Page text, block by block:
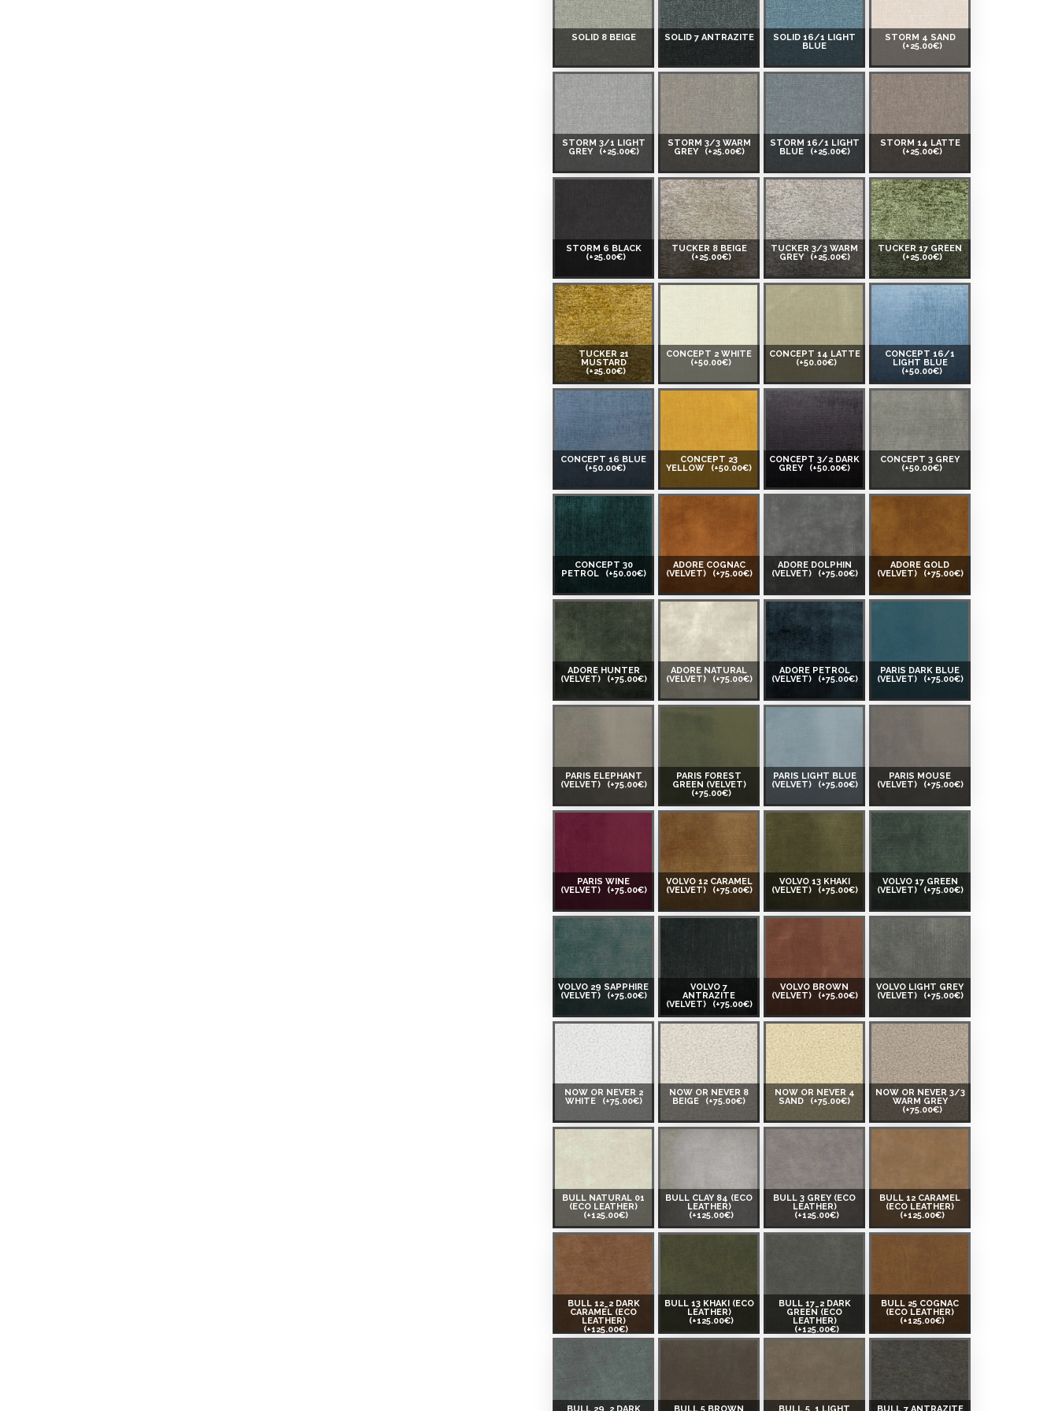
SOLID 8 BEIGE SOLID 7 ANTRAZITE
SOLID 16/1 LIGHT
BLUE
STORM 4 SAND
(+25.00€)
STORM 3/1 LIGHT
GREY
(+25.00€)
STORM 3/3 WARM
GREY
(+25.00€)
STORM 16/1 LIGHT
BLUE
(+25.00€)
STORM 14 LATTE
(+25.00€)
STORM 6 BLACK
(+25.00€)
TUCKER 8 BEIGE
(+25.00€)
TUCKER 3/3 WARM
GREY (+25.00€)
TUCKER 17 GREEN
(+25.00€)
TUCKER 21
MUSTARD
(+25.00€)
CONCEPT 2 WHITE
(+50.00€)
CONCEPT 14 LATTE
(+50.00€)
CONCEPT 16/1
LIGHT BLUE
(+50.00€)
CONCEPT 16 BLUE
(+50.00€)
CONCEPT 23
YELLOW
(+50.00€)
CONCEPT 3/2 DARK
GREY
(+50.00€)
CONCEPT 3 GREY
(+50.00€)
CONCEPT 30
PETROL
(+50.00€)
ADORE COGNAC
(VELVET)
(+75.00€)
ADORE DOLPHIN
(VELVET)
(+75.00€)
ADORE GOLD
(VELVET)
(+75.00€)
ADORE HUNTER
(VELVET)
(+75.00€)
ADORE NATURAL
(VELVET)
(+75.00€)
ADORE PETROL
(VELVET)
(+75.00€)
PARIS DARK BLUE
(VELVET)
(+75.00€)
PARIS ELEPHANT
(VELVET)
(+75.00€)
PARIS FOREST
GREEN (VELVET)
(+75.00€)
PARIS LIGHT BLUE
(VELVET)
(+75.00€)
PARIS MOUSE
(VELVET)
(+75.00€)
PARIS WINE
(VELVET)
(+75.00€)
VOLVO 12 CARAMEL
(VELVET)
(+75.00€)
VOLVO 13 KHAKI
(VELVET)
(+75.00€)
VOLVO 17 GREEN
(VELVET)
(+75.00€)
VOLVO 29 SAPPHIRE
(VELVET)
(+75.00€)
VOLVO 7
ANTRAZITE
(VELVET)
(+75.00€)
VOLVO BROWN
(VELVET)
(+75.00€)
VOLVO LIGHT GREY
(VELVET)
(+75.00€)
NOW OR NEVER 2
WHITE
(+75.00€)
NOW OR NEVER 8
BEIGE
(+75.00€)
NOW OR NEVER 4
SAND
(+75.00€)
NOW OR NEVER 3/3
WARM GREY
(+75.00€)
BULL NATURAL 01
(ECO LEATHER)
(+125.00€)
BULL CLAY 84 (ECO
LEATHER)
(+125.00€)
BULL 3 GREY (ECO
LEATHER)
(+125.00€)
BULL 12 CARAMEL
(ECO LEATHER)
(+125.00€)
BULL 12_2 DARK
CARAMEL (ECO
LEATHER)
(+125.00€)
BULL 13 KHAKI (ECO
LEATHER)
(+125.00€)
BULL 17_2 DARK
GREEN (ECO
LEATHER)
(+125.00€)
BULL 25 COGNAC
(ECO LEATHER)
(+125.00€)